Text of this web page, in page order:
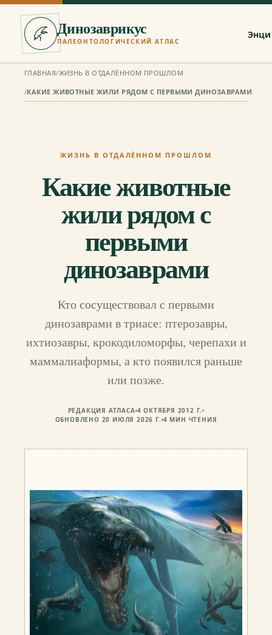
Динозаврикус
ПАЛЕОНТОЛОГИЧЕСКИЙ АТЛАС
ГЛАВНАЯ/ЖИЗНЬ В ОТДАЛЁННОМ ПРОШЛОМ
/КАКИЕ ЖИВОТНЫЕ ЖИЛИ РЯДОМ С ПЕРВЫМИ ДИНОЗАВРАМИ
ЖИЗНЬ В ОТДАЛЁННОМ ПРОШЛОМ
Какие животные
жили рядом с
первыми
динозаврами
Кто сосуществовал с первыми
динозаврами в триасе: птерозавры,
ихтиозавры, крокодиломорфы, черепахи и
маммалиаформы, а кто появился раньше
или позже.
РЕДАКЦИЯ АТЛАСА 4 ОКТЯБРЯ 2012 Г.
ОБНОВЛЕНО 20 ИЮЛЯ 2026 Г. 4 МИН ЧТЕНИЯ